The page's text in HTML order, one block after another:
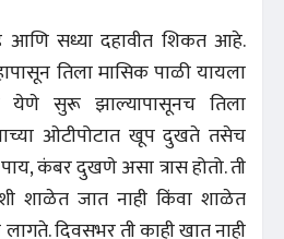
आणि सध्या दहावीत शिकत आहे.
तिला मासिक पाळी यायला
येणे सुरू झाल्यापासूनच तिला
ओटीपोटात खूप दुखते तसेच
कंबर दुखणे असा त्रास होतो. ती
शाळेत जात नाही किंवा शाळेत
दिवसभर ती काही खात नाही